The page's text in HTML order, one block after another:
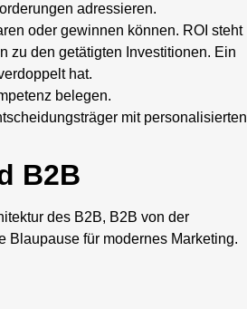
adressieren.
oder gewinnen können. ROI steht
zu den getätigten Investitionen. Ein
hat.
belegen.
mit personalisierten
B2B
des B2B, B2B von der
Blaupause für modernes Marketing.